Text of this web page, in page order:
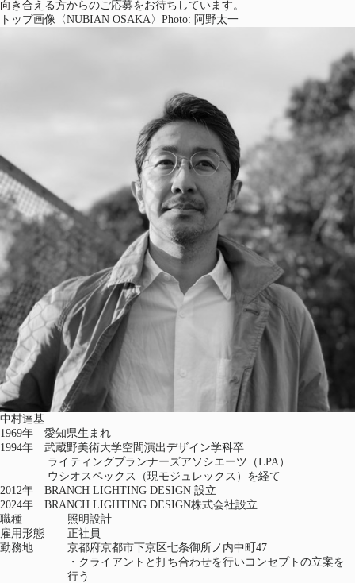
向き合える方からのご応募をお待ちしています。
トップ画像〈NUBIAN OSAKA〉Photo: 阿野太一
中村達基
1969年 愛知県生まれ
1994年 武蔵野美術大学空間演出デザイン学科卒
ライティングプランナーズアソシエーツ（LPA）
ウシオスペックス（現モジュレックス）を経て
2012年 BRANCH LIGHTING DESIGN 設立
2024年 BRANCH LIGHTING DESIGN株式会社設立
職種
照明設計
雇用形態
正社員
勤務地
京都府京都市下京区七条御所ノ内中町47
・クライアントと打ち合わせを行いコンセプトの立案を
行う